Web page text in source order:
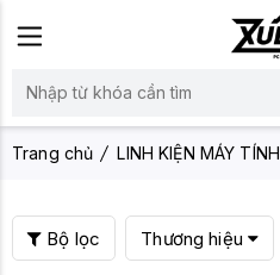
Trang chủ LINH KIỆN MÁY TÍNH
Bộ lọc Thương hiệu